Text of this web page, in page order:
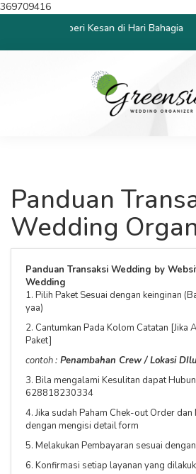
369709416
| Memberi Kesan di Hari Bahagia
Panduan
Wedding
Panduan Transaksi Wedding by
Wedding
1. Pilih Paket Sesuai dengan keinginan
yaa)
2. Cantumkan Pada Kolom Catatan [Jika
Paket]
contoh : Penambahan Crew / Lokasi
3. Bila mengalami Kesulitan dapat
628818230334
4. Jika sudah Paham Chek-out Order
dengan mengisi detail form
5. Melakukan Pembayaran sesuai
6. Konfirmasi setiap layanan yang